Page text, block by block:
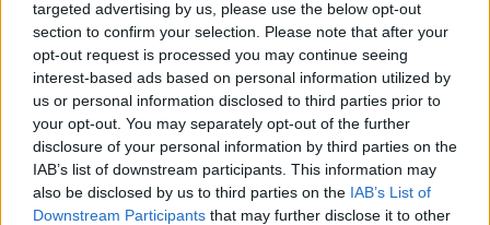
targeted advertising by us, please use the below opt-out
section to confirm your selection. Please note that after your
opt-out request is processed you may continue seeing
interest-based ads based on personal information utilized by
us or personal information disclosed to third parties prior to
your opt-out. You may separately opt-out of the further
disclosure of your personal information by third parties on the
IAB’s list of downstream participants. This information may
also be disclosed by us to third parties on the IAB’s List of
Downstream Participants that may further disclose it to other